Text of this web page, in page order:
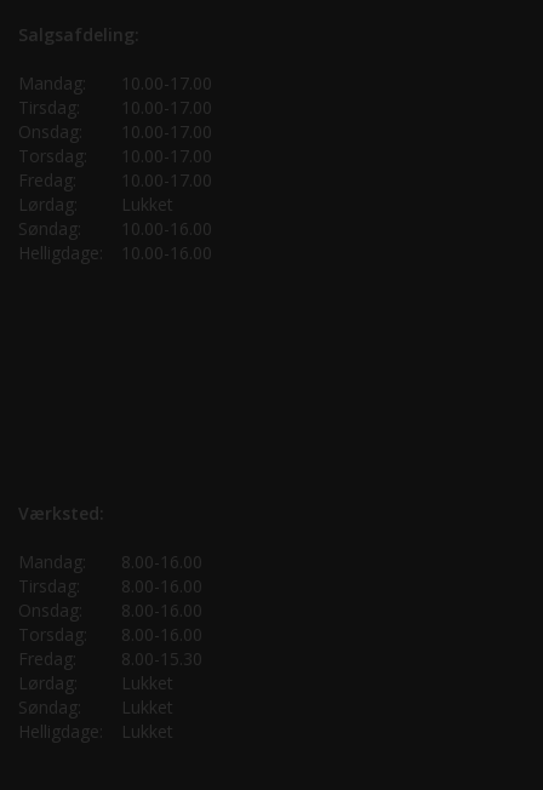
Salgsafdeling:
Mandag:
10.00-17.00
Tirsdag:
10.00-17.00
Onsdag:
10.00-17.00
Torsdag:
10.00-17.00
Fredag:
10.00-17.00
Lørdag:
Lukket
Søndag:
10.00-16.00
Helligdage:
10.00-16.00
Værksted:
Mandag:
8.00-16.00
Tirsdag:
8.00-16.00
Onsdag:
8.00-16.00
Torsdag:
8.00-16.00
Fredag:
8.00-15.30
Lørdag:
Lukket
Søndag:
Lukket
Helligdage:
Lukket